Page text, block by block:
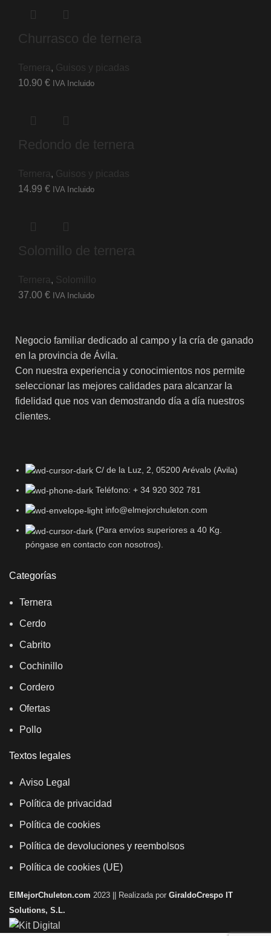
Churrasco de ternera
Ternera, Guisos y picadas
10.90 € IVA Incluido
Redondo de ternera
Ternera, Guisos y picadas
14.99 € IVA Incluido
Solomillo de ternera
Ternera, Solomillo
37.00 € IVA Incluido
Negocio familiar dedicado al campo y la cría de ganado
en la provincia de Ávila.
Con nuestra experiencia y conocimientos nos permite
seleccionar las mejores calidades para alcanzar la
fidelidad que nos van demostrando día a día nuestros
clientes.
C/ de la Luz, 2, 05200 Arévalo (Avila)
Teléfono: + 34 920 302 781
info@elmejorchuleton.com
(Para envíos superiores a 40 Kg.
póngase en contacto con nosotros).
Categorías
Ternera
Cerdo
Cabrito
Cochinillo
Cordero
Ofertas
Pollo
Textos legales
Aviso Legal
Política de privacidad
Política de cookies
Política de devoluciones y reembolsos
Política de cookies (UE)
ElMejorChuleton.com 2023 || Realizada por GiraldoCrespo IT
Solutions, S.L.